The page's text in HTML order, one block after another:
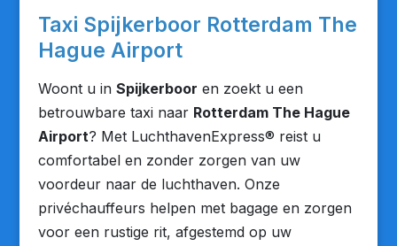
Taxi Spijkerboor Rotterdam The
Hague Airport
Woont u in Spijkerboor en zoekt u een
betrouwbare taxi naar Rotterdam The Hague
Airport? Met LuchthavenExpress® reist u
comfortabel en zonder zorgen van uw
voordeur naar de luchthaven. Onze
privéchauffeurs helpen met bagage en zorgen
voor een rustige rit, afgestemd op uw